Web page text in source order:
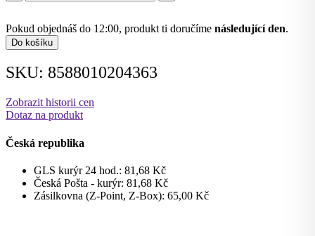
Pokud objednáš do 12:00, produkt ti doručíme následující den.
Do košíku
SKU: 8588010204363
Zobrazit historii cen
Dotaz na produkt
Česká republika
GLS kurýr 24 hod.: 81,68 Kč
Česká Pošta - kurýr: 81,68 Kč
Zásilkovna (Z-Point, Z-Box): 65,00 Kč